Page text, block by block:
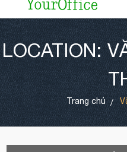
LOCATION:
Trang chủ